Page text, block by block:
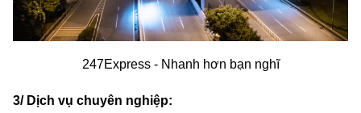
247Express - Nhanh hơn bạn nghĩ
3/ Dịch vụ chuyên nghiệp: